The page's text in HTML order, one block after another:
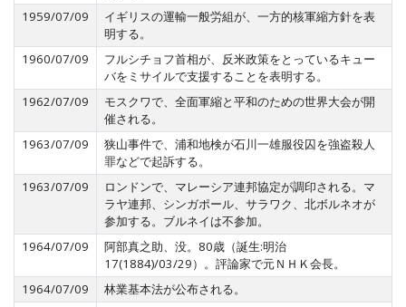
1959/07/09
イギリスの運輸一般労組が、一方的核軍縮方針を表
明する。
1960/07/09
フルシチョフ首相が、反米政策をとっているキュー
バをミサイルで支援することを表明する。
1962/07/09
モスクワで、全面軍縮と平和のための世界大会が開
催される。
1963/07/09
狭山事件で、浦和地検が石川一雄服役囚を強盗殺人
罪などで起訴する。
1963/07/09
ロンドンで、マレーシア連邦協定が調印される。マ
ラヤ連邦、シンガポール、サラワク、北ボルネオが
参加する。ブルネイは不参加。
1964/07/09
阿部真之助、没。80歳（誕生:明治
17(1884)/03/29）。評論家で元ＮＨＫ会長。
1964/07/09
林業基本法が公布される。